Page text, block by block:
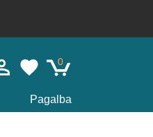
0
Pagalba